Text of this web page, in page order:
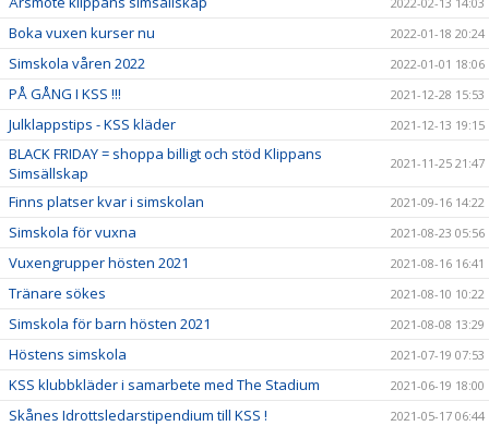
Boka vuxen kurser nu 2022-01-18 20:24
Simskola våren 2022 2022-01-01 18:06
PÅ GÅNG I KSS !!! 2021-12-28 15:53
Julklappstips - KSS kläder 2021-12-13 19:15
BLACK FRIDAY = shoppa billigt och stöd Klippans
Simsällskap
2021-11-25 21:47
Finns platser kvar i simskolan 2021-09-16 14:22
Simskola för vuxna 2021-08-23 05:56
Vuxengrupper hösten 2021 2021-08-16 16:41
Tränare sökes 2021-08-10 10:22
Simskola för barn hösten 2021 2021-08-08 13:29
Höstens simskola 2021-07-19 07:53
KSS klubbkläder i samarbete med The Stadium 2021-06-19 18:00
Skånes Idrottsledarstipendium till KSS ! 2021-05-17 06:44